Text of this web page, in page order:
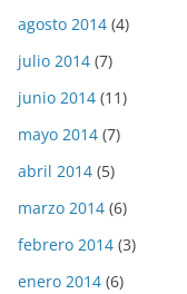
agosto 2014 (4)
julio 2014 (7)
junio 2014 (11)
mayo 2014 (7)
abril 2014 (5)
marzo 2014 (6)
febrero 2014 (3)
enero 2014 (6)